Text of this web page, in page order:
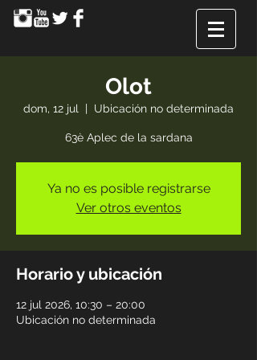
Olot
dom, 12 jul
  |
Ubicación no determinada
63è Aplec de la sardana
Ya no es posible registrarse
Ver otros eventos
Horario y ubicación
12 jul 2026, 10:30 – 20:00
Ubicación no determinada